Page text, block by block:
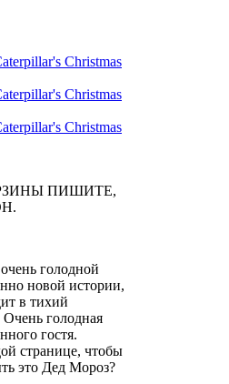
ПИШИТЕ,
голодной
новой истории,
в тихий
голодная
гостя.
странице, чтобы
это Дед Мороз?